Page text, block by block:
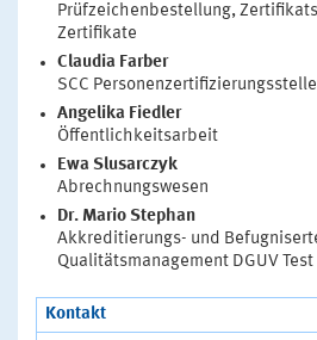
Prüfzeichenbestellung,
Zertifikate
Claudia Farber
SCC Personenzertifizierungsstelle
Angelika Fiedler
Öffentlichkeitsarbeit
Ewa Slusarczyk
Abrechnungswesen
Dr. Mario Stephan
Akkreditierungs- und
Qualitätsmanagement DGUV Test
Kontakt